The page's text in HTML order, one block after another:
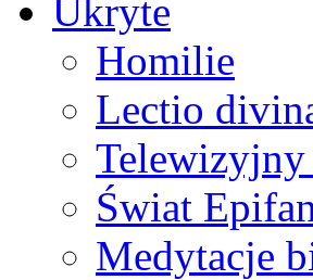
Ukryte
Homilie
Lectio
Świat
Medytacje